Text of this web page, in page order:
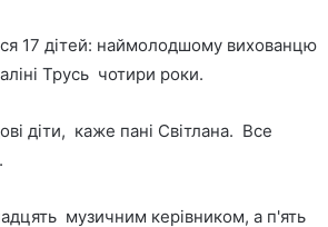
17 дітей: наймолодшому вихованцю
Трусь чотири роки.
діти, каже пані Світлана. Все
музичним керівником, а п'ять